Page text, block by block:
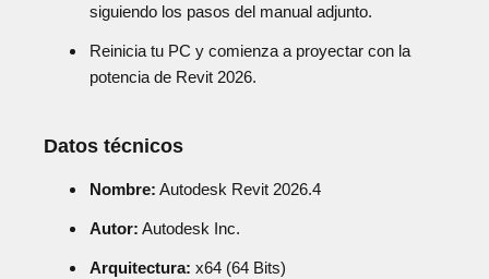
siguiendo los pasos del manual adjunto.
Reinicia tu PC y comienza a proyectar con la
potencia de Revit 2026.
Datos técnicos
Nombre: Autodesk Revit 2026.4
Autor: Autodesk Inc.
Arquitectura: x64 (64 Bits)